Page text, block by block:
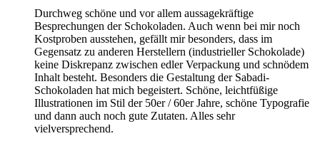
Durchweg schöne und vor allem aussagekräftige
Besprechungen der Schokoladen. Auch wenn bei mir noch
Kostproben ausstehen, gefällt mir besonders, dass im
Gegensatz zu anderen Herstellern (industrieller Schokolade)
keine Diskrepanz zwischen edler Verpackung und schnödem
Inhalt besteht. Besonders die Gestaltung der Sabadi-
Schokoladen hat mich begeistert. Schöne, leichtfüßige
Illustrationen im Stil der 50er / 60er Jahre, schöne Typografie
und dann auch noch gute Zutaten. Alles sehr
vielversprechend.